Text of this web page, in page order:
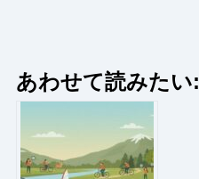
あわせて読みたい: